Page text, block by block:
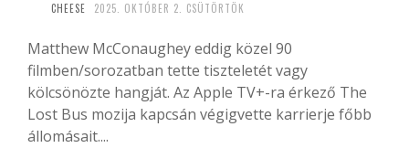
CHEESE 2025. OKTÓBER 2. CSÜTÖRTÖK
Matthew McConaughey eddig közel 90
filmben/sorozatban tette tiszteletét vagy
kölcsönözte hangját. Az Apple TV+-ra érkező The
Lost Bus mozija kapcsán végigvette karrierje főbb
állomásait....